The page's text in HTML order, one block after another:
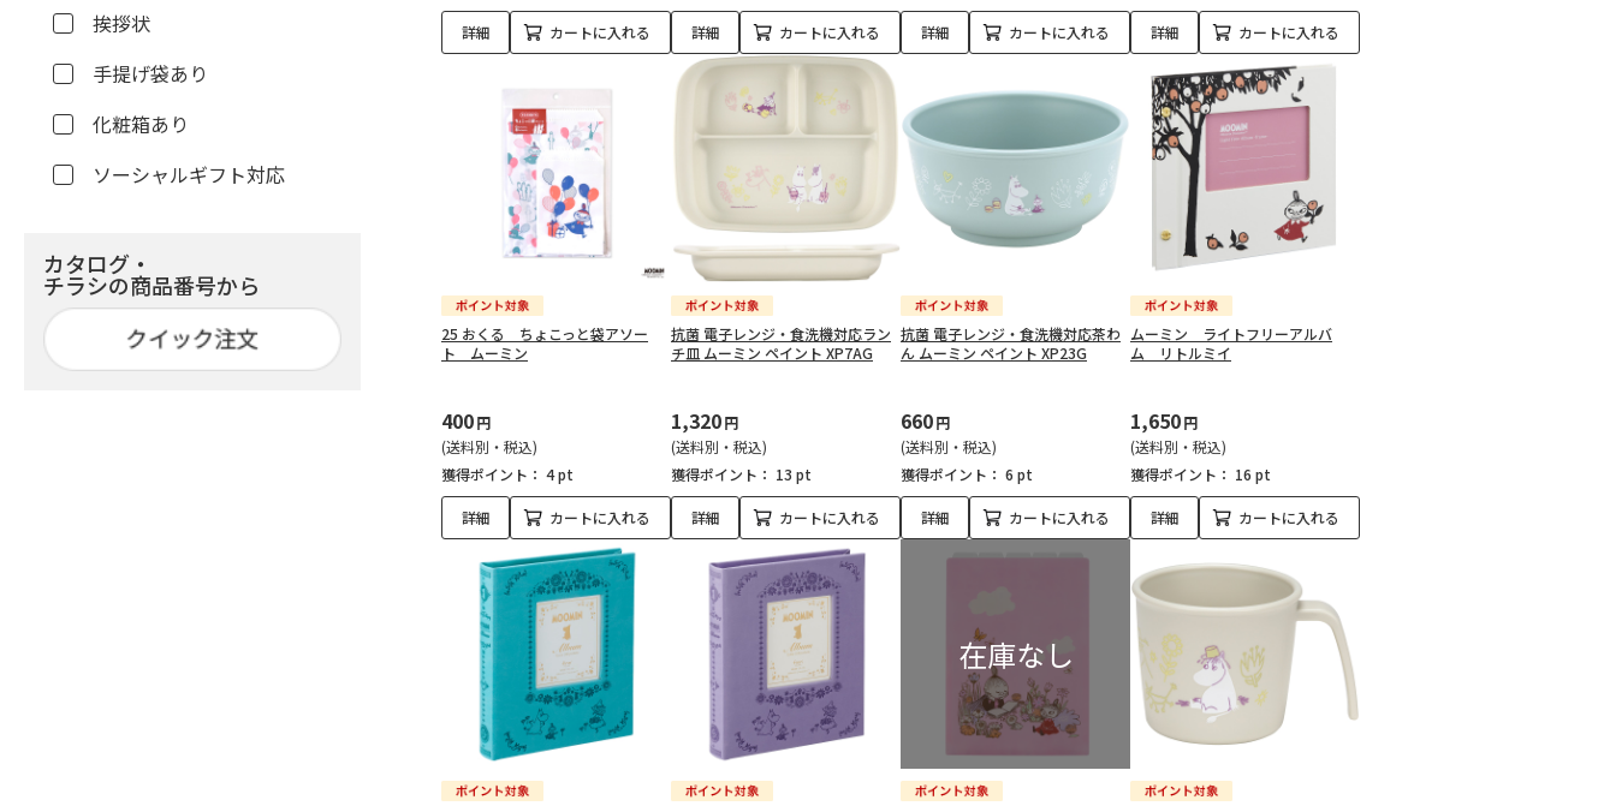
詳細 カートに入れる 詳細 カートに入れる 詳細 カートに入れる 詳細 カートに入れる
25 おくる ちょこっと袋アソー
ト ムーミン
400円
(送料別・税込)
獲得ポイント： 4 pt
詳細 カートに入れる
抗菌 電子レンジ・食洗機対応ラン
チ皿 ムーミン ペイント XP7AG
1,320円
(送料別・税込)
獲得ポイント： 13 pt
詳細 カートに入れる
抗菌 電子レンジ・食洗機対応茶わ
ん ムーミン ペイント XP23G
660円
(送料別・税込)
獲得ポイント： 6 pt
詳細 カートに入れる
ムーミン ライトフリーアルバ
ム リトルミイ
1,650円
(送料別・税込)
獲得ポイント： 16 pt
詳細 カートに入れる
挨拶状
手提げ袋あり
化粧箱あり
ソーシャルギフト対応
カタログ・
チラシの商品番号から